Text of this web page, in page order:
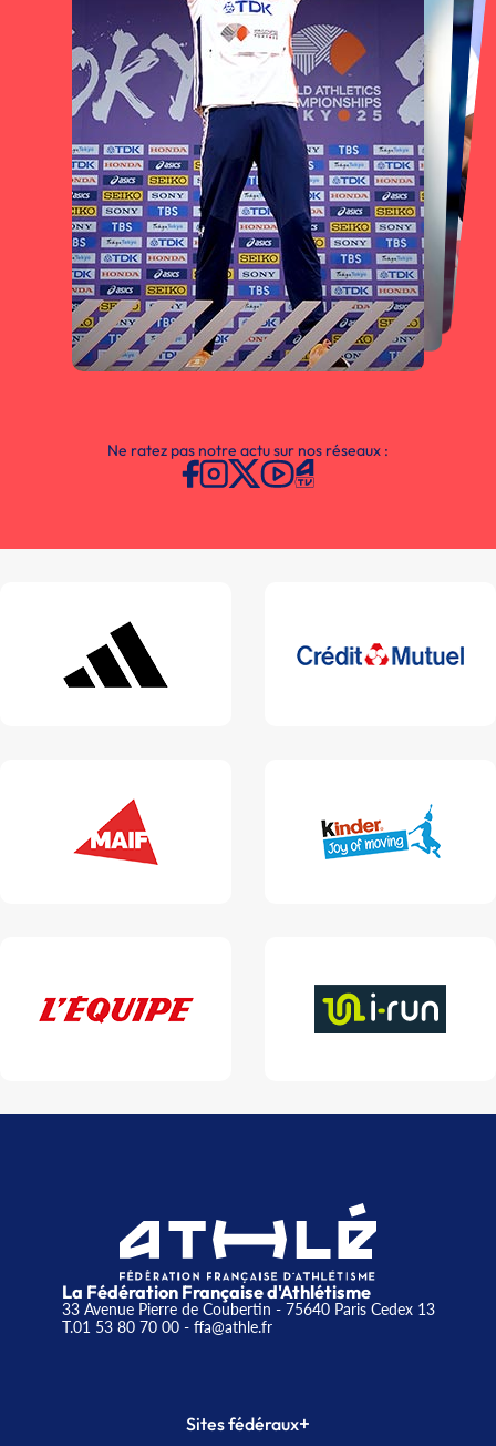
Ne ratez pas notre actu sur nos réseaux :
La Fédération Française d'Athlétisme
33 Avenue Pierre de Coubertin - 75640 Paris Cedex 13
T.01 53 80 70 00- ffa@athle.fr
Sites fédéraux+